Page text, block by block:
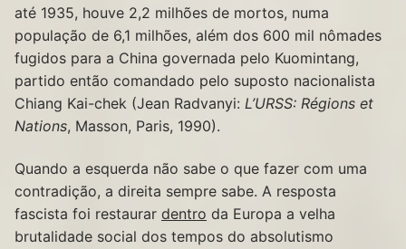
até 1935, houve 2,2 milhões de mortos, numa
população de 6,1 milhões, além dos 600 mil nômades
fugidos para a China governada pelo Kuomintang,
partido então comandado pelo suposto nacionalista
Chiang Kai-chek (Jean Radvanyi: L’URSS: Régions et
Nations, Masson, Paris, 1990).
Quando a esquerda não sabe o que fazer com uma
contradição, a direita sempre sabe. A resposta
fascista foi restaurar dentro da Europa a velha
brutalidade social dos tempos do absolutismo